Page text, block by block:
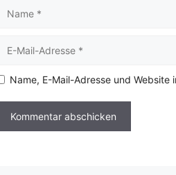
Mail-
Name, E-Mail-Adresse und Website